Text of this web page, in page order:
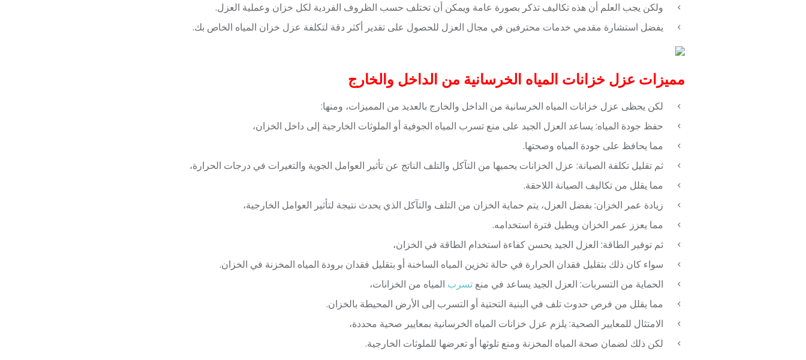
ولكن يجب العلم أن هذه تكاليف تذكر بصورة عامة ويمكن أن تختلف حسب الظروف الفردية لكل خزان وعملية العزل.
يفضل استشارة مقدمي خدمات محترفين في مجال العزل للحصول على تقدير أكثر دقة لتكلفة عزل خزان المياه الخاص بك.
مميزات عزل خزانات المياه الخرسانية من الداخل والخارج
لكن يحظى عزل خزانات المياه الخرسانية من الداخل والخارج بالعديد من المميزات، ومنها:
حفظ جودة المياه: يساعد العزل الجيد على منع تسرب المياه الجوفية أو الملوثات الخارجية إلى داخل الخزان،
مما يحافظ على جودة المياه وصحتها.
ثم تقليل تكلفة الصيانة: عزل الخزانات يحميها من التآكل والتلف الناتج عن تأثير العوامل الجوية والتغيرات في درجات الحرارة،
مما يقلل من تكاليف الصيانة اللاحقة.
زيادة عمر الخزان: بفضل العزل، يتم حماية الخزان من التلف والتآكل الذي يحدث نتيجة لتأثير العوامل الخارجية،
مما يعزز عمر الخزان ويطيل فترة استخدامه.
ثم توفير الطاقة: العزل الجيد يحسن كفاءة استخدام الطاقة في الخزان،
سواء كان ذلك بتقليل فقدان الحرارة في حالة تخزين المياه الساخنة أو بتقليل فقدان برودة المياه المخزنة في الخزان.
الحماية من التسربات: العزل الجيد يساعد في منع تسرب المياه من الخزانات،
مما يقلل من فرص حدوث تلف في البنية التحتية أو التسرب إلى الأرض المحيطة بالخزان.
الامتثال للمعايير الصحية: يلزم عزل خزانات المياه الخرسانية بمعايير صحية محددة،
لكن ذلك لضمان صحة المياه المخزنة ومنع تلوثها أو تعرضها للملوثات الخارجية.